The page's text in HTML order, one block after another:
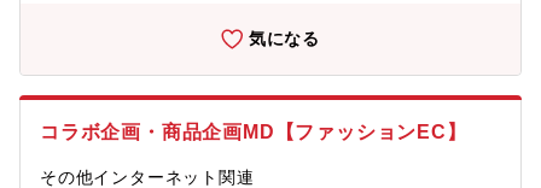
できる環境です。感のある同社の環境で、サプライチェーン領域
んか？また、サプライチェーン領域に閉じることなくSCMを入口
とした経営幹部として、全領域を巻き込んでの活躍を期待してい
ます。
わせた業務をお任せしています。メーカーや商品のこだわりなど
ルや経験が積めるポジション！】・スタートアップ企業の発展に
を積むことができる・原産国にこだわった製品を取り扱うため商
ルに活かし、同社の売上に直接貢献することができる・実績次第
気になる
コラボ企画・商品企画MD【ファッションEC】
その他インターネット関連